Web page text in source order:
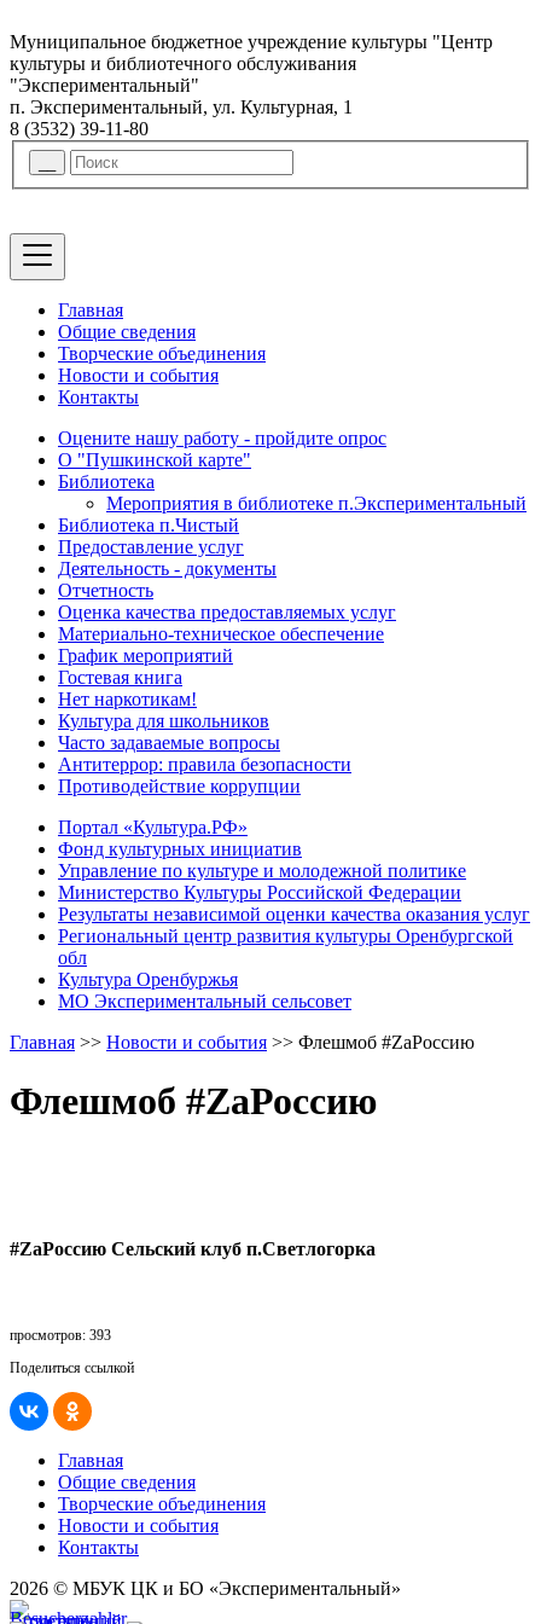
Муниципальное бюджетное учреждение культуры "Центр
культуры и библиотечного обслуживания
"Экспериментальный"
п. Экспериментальный, ул. Культурная, 1
8 (3532) 39-11-80
Главная
Общие сведения
Творческие объединения
Новости и события
Контакты
Оцените нашу работу - пройдите опрос
О "Пушкинской карте"
Библиотека
Мероприятия в библиотеке п.Экспериментальный
Библиотека п.Чистый
Предоставление услуг
Деятельность - документы
Отчетность
Оценка качества предоставляемых услуг
Материально-техническое обеспечение
График мероприятий
Гостевая книга
Нет наркотикам!
Культура для школьников
Часто задаваемые вопросы
Антитеррор: правила безопасности
Противодействие коррупции
Портал «Культура.РФ»
Фонд культурных инициатив
Управление по культуре и молодежной политике
Министерство Культуры Российской Федерации
Результаты независимой оценки качества оказания услуг
Региональный центр развития культуры Оренбургской
обл
Культура Оренбуржья
МО Экспериментальный сельсовет
Главная >> Новости и события >> Флешмоб #ZaРоссию
Флешмоб #ZaРоссию
#ZаРоссию Сельский клуб п.Светлогорка
просмотров: 393
Поделиться ссылкой
Главная
Общие сведения
Творческие объединения
Новости и события
Контакты
2026 © МБУК ЦК и БО «Экспериментальный»